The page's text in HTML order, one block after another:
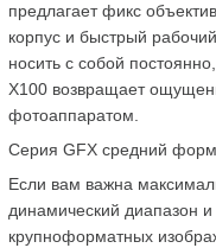
предлагает фикс
корпус и быстрый
носить с собой
X100 возвращает
фотоаппаратом.
Серия GFX средний
Если вам важна
динамический диапазон
крупноформатных